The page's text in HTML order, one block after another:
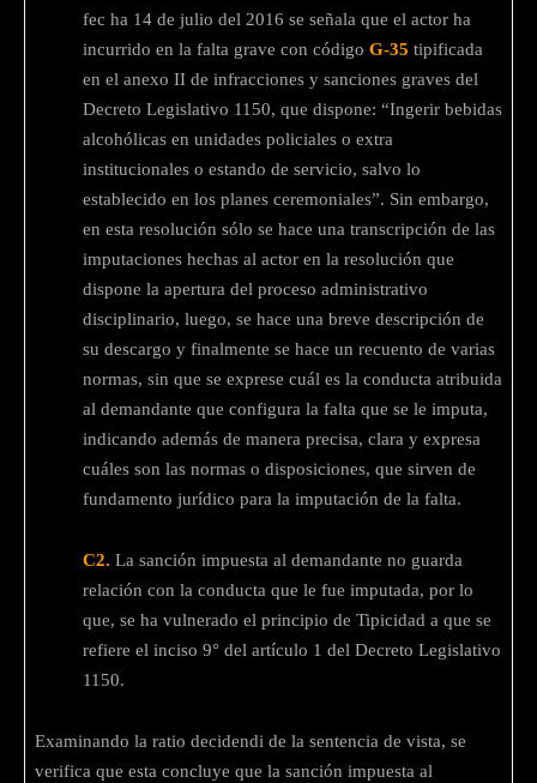
fec ha 14 de julio del 2016 se señala que el actor ha
incurrido en la falta grave con código G-35 tipificada
en el anexo II de infracciones y sanciones graves del
Decreto Legislativo 1150, que dispone: “Ingerir bebidas
alcohólicas en unidades policiales o extra
institucionales o estando de servicio, salvo lo
establecido en los planes ceremoniales”. Sin embargo,
en esta resolución sólo se hace una transcripción de las
imputaciones hechas al actor en la resolución que
dispone la apertura del proceso administrativo
disciplinario, luego, se hace una breve descripción de
su descargo y finalmente se hace un recuento de varias
normas, sin que se exprese cuál es la conducta atribuida
al demandante que configura la falta que se le imputa,
indicando además de manera precisa, clara y expresa
cuáles son las normas o disposiciones, que sirven de
fundamento jurídico para la imputación de la falta.
C2. La sanción impuesta al demandante no guarda
relación con la conducta que le fue imputada, por lo
que, se ha vulnerado el principio de Tipicidad a que se
refiere el inciso 9° del artículo 1 del Decreto Legislativo
1150.
Examinando la ratio decidendi de la sentencia de vista, se
verifica que esta concluye que la sanción impuesta al